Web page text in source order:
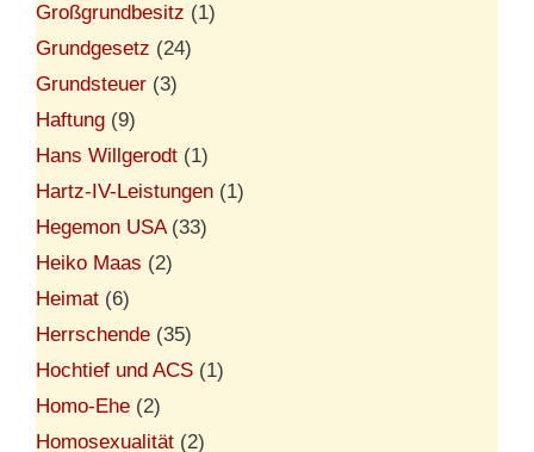
Großgrundbesitz (1)
Grundgesetz (24)
Grundsteuer (3)
Haftung (9)
Hans Willgerodt (1)
Hartz-IV-Leistungen (1)
Hegemon USA(33)
Heiko Maas (2)
Heimat (6)
Herrschende (35)
Hochtief und ACS (1)
Homo-Ehe (2)
Homosexualität (2)